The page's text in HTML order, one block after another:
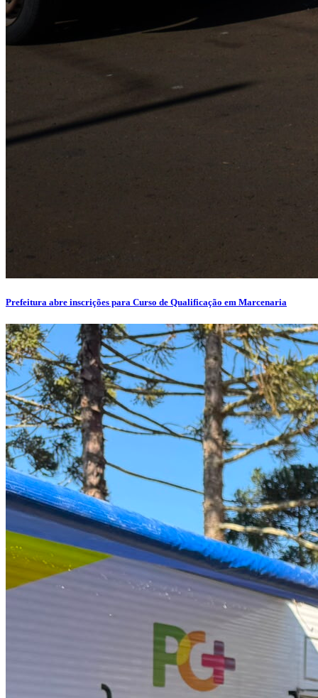
Prefeitura abre inscrições para Curso de Qualificação em Marcenaria